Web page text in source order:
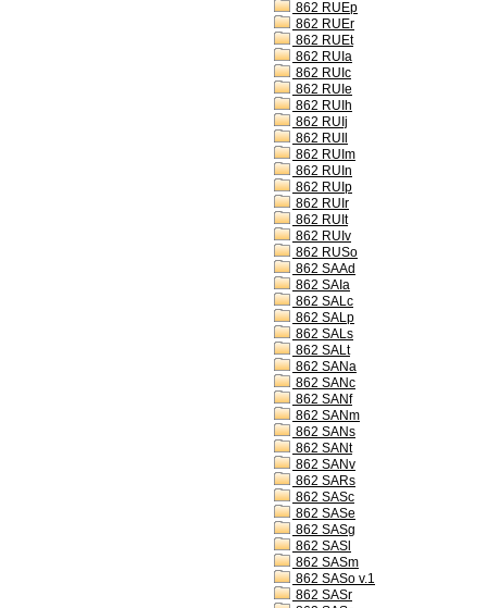
862 RUEp
862 RUEr
862 RUEt
862 RUIa
862 RUIc
862 RUIe
862 RUIh
862 RUIj
862 RUIl
862 RUIm
862 RUIn
862 RUIp
862 RUIr
862 RUIt
862 RUIv
862 RUSo
862 SAAd
862 SAIa
862 SALc
862 SALp
862 SALs
862 SALt
862 SANa
862 SANc
862 SANf
862 SANm
862 SANs
862 SANt
862 SANv
862 SARs
862 SASc
862 SASe
862 SASg
862 SASl
862 SASm
862 SASo v.1
862 SASr